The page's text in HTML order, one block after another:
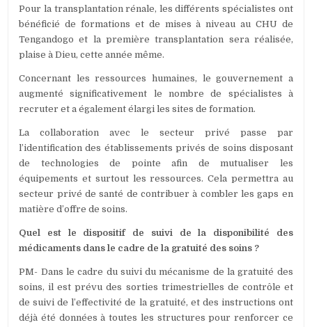
Pour la transplantation rénale, les différents spécialistes ont
bénéficié de formations et de mises à niveau au CHU de
Tengandogo et la première transplantation sera réalisée,
plaise à Dieu, cette année même.
Concernant les ressources humaines, le gouvernement a
augmenté significativement le nombre de spécialistes à
recruter et a également élargi les sites de formation.
La collaboration avec le secteur privé passe par
l’identification des établissements privés de soins disposant
de technologies de pointe afin de mutualiser les
équipements et surtout les ressources. Cela permettra au
secteur privé de santé de contribuer à combler les gaps en
matière d’offre de soins.
Quel est le dispositif de suivi de la disponibilité des
médicaments dans le cadre de la gratuité des soins ?
PM- Dans le cadre du suivi du mécanisme de la gratuité des
soins, il est prévu des sorties trimestrielles de contrôle et
de suivi de l’effectivité de la gratuité, et des instructions ont
déjà été données à toutes les structures pour renforcer ce